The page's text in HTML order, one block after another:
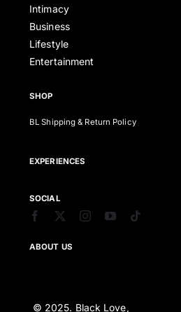
Intimacy
Business
Lifestyle
Entertainment
SHOP
BL Shipping & Return Policy
EXPERIENCES
SOCIAL
ABOUT US
© 2025. Black Love,